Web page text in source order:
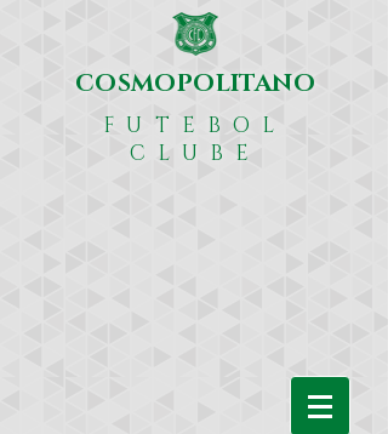
COSMOPOLITANO
FUTEBOL
CLUBE